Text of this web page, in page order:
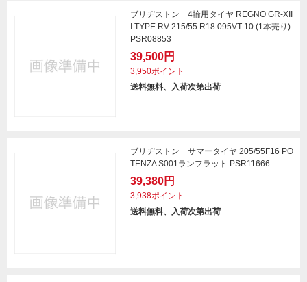
ブリヂストン 4輪用タイヤ REGNO GR-XII
I TYPE RV 215/55 R18 095VT 10 (1本売り)
PSR08853
39,500円
3,950ポイント
送料無料、入荷次第出荷
ブリヂストン サマータイヤ 205/55F16 PO
TENZA S001ランフラット PSR11666
39,380円
3,938ポイント
送料無料、入荷次第出荷